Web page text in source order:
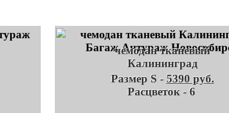
чемодан тканевый
Калининград
Размер S - 5390 руб.
Расцветок - 6